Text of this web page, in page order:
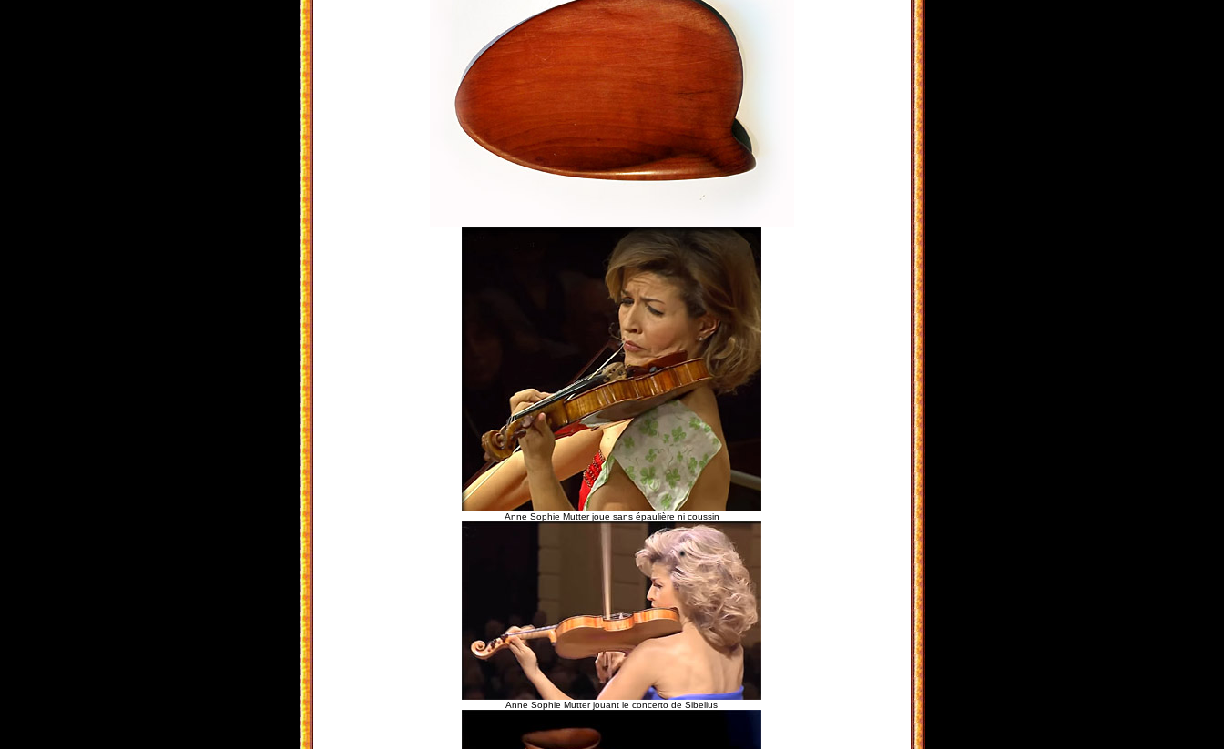
Anne Sophie Mutter joue sans épaulière ni coussin
Anne Sophie Mutter jouant le concerto de Sibelius